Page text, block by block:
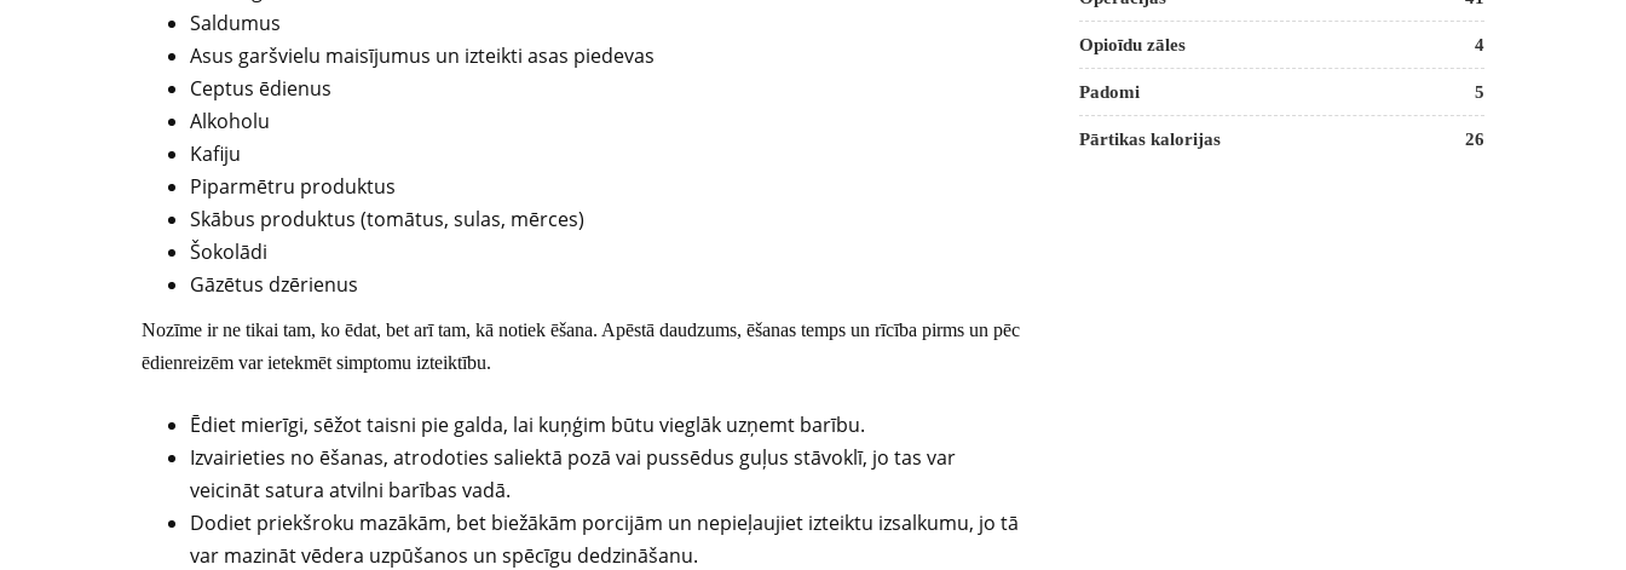
Saldumus
Asus garšvielu maisījumus un izteikti asas piedevas
Ceptus ēdienus
Alkoholu
Kafiju
Piparmētru produktus
Skābus produktus (tomātus, sulas, mērces)
Šokolādi
Gāzētus dzērienus
Nozīme ir ne tikai tam, ko ēdat, bet arī tam, kā notiek ēšana. Apēstā daudzums, ēšanas temps un rīcība pirms un pēc
ēdienreizēm var ietekmēt simptomu izteiktību.
Ēdiet mierīgi, sēžot taisni pie galda, lai kuņģim būtu vieglāk uzņemt barību.
Izvairieties no ēšanas, atrodoties saliektā pozā vai pussēdus guļus stāvoklī, jo tas var
veicināt satura atvilni barības vadā.
Dodiet priekšroku mazākām, bet biežākām porcijām un nepieļaujiet izteiktu izsalkumu, jo tā
var mazināt vēdera uzpūšanos un spēcīgu dedzināšanu.
Opioīdu zāles 4
Padomi 5
Pārtikas kalorijas 26